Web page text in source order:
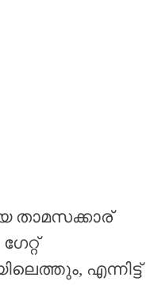
താമസക്കാര്
എന്നിട്ട്